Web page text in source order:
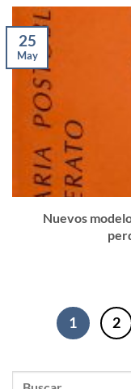
Nuevos
25
May
1 2